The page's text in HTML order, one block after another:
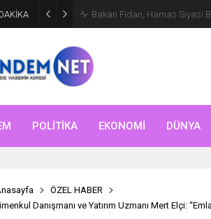
Bakan Fidan, Hamas Siyasi
POLİTİKA EKONOMİ DÜNYA
ÖZEL HABER
Danışmanı ve Yatırım Uzmanı Mert Elçi: